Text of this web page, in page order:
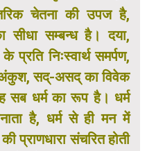
चेतना की उपज है,
सम्बन्ध है। दया,
निःस्वार्थ समर्पण,
अंकुश, सद्-असद् का विवेक
धर्म का रूप है। धर्म
है, धर्म से ही मन में
प्राणधारा संचरित होती